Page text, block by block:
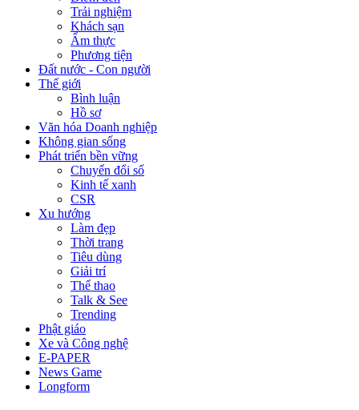
Trải nghiệm
Khách sạn
Ẩm thực
Phương tiện
Đất nước - Con người
Thế giới
Bình luận
Hồ sơ
Văn hóa Doanh nghiệp
Không gian sống
Phát triển bền vững
Chuyển đổi số
Kinh tế xanh
CSR
Xu hướng
Làm đẹp
Thời trang
Tiêu dùng
Giải trí
Thể thao
Talk & See
Trending
Phật giáo
Xe và Công nghệ
E-PAPER
News Game
Longform